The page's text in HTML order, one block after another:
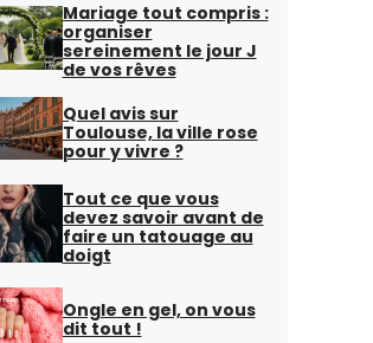
Mariage tout compris :
organiser
sereinement le jour J
de vos rêves
Quel avis sur
Toulouse, la ville rose
pour y vivre ?
Tout ce que vous
devez savoir avant de
faire un tatouage au
doigt
Ongle en gel, on vous
dit tout !